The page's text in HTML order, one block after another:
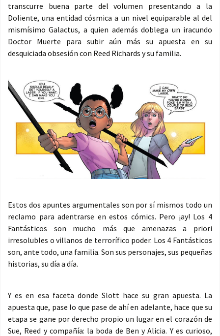
transcurre buena parte del volumen presentando a la
Doliente, una entidad cósmica a un nivel equiparable al del
mismísimo Galactus, a quien además doblega un iracundo
Doctor Muerte para subir aún más su apuesta en su
desquiciada obsesión con Reed Richards y su familia.
Estos dos apuntes argumentales son por sí mismos todo un
reclamo para adentrarse en estos cómics. Pero ¡ay! Los 4
Fantásticos son mucho más que amenazas a priori
irresolubles o villanos de terrorífico poder. Los 4 Fantásticos
son, ante todo, una familia. Son sus personajes, sus pequeñas
historias, su día a día.
Y es en esa faceta donde Slott hace su gran apuesta. La
apuesta que, pase lo que pase de ahí en adelante, hace que su
etapa se gane por derecho propio un lugar en el corazón de
Sue, Reed y compañía: la boda de Ben y Alicia. Y es curioso,